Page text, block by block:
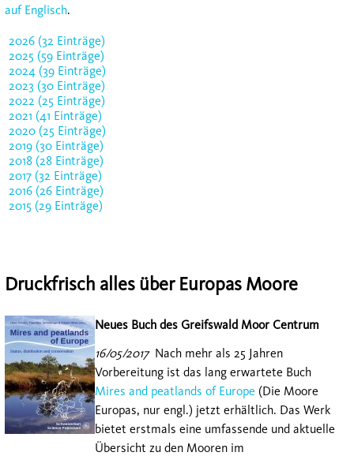
auf Englisch.
2026 (32 Einträge)
2025 (59 Einträge)
2024 (39 Einträge)
2023 (30 Einträge)
2022 (25 Einträge)
2021 (41 Einträge)
2020 (25 Einträge)
2019 (30 Einträge)
2018 (28 Einträge)
2017 (32 Einträge)
2016 (26 Einträge)
2015 (29 Einträge)
Druckfrisch alles über Europas Moore
Neues Buch des Greifswald Moor Centrum
16/05/2017Nach mehr als 25 Jahren
Vorbereitung ist das lang erwartete Buch
Mires and peatlands of Europe (Die Moore
Europas, nur engl.) jetzt erhältlich. Das Werk
bietet erstmals eine umfassende und aktuelle
Übersicht zu den Mooren im